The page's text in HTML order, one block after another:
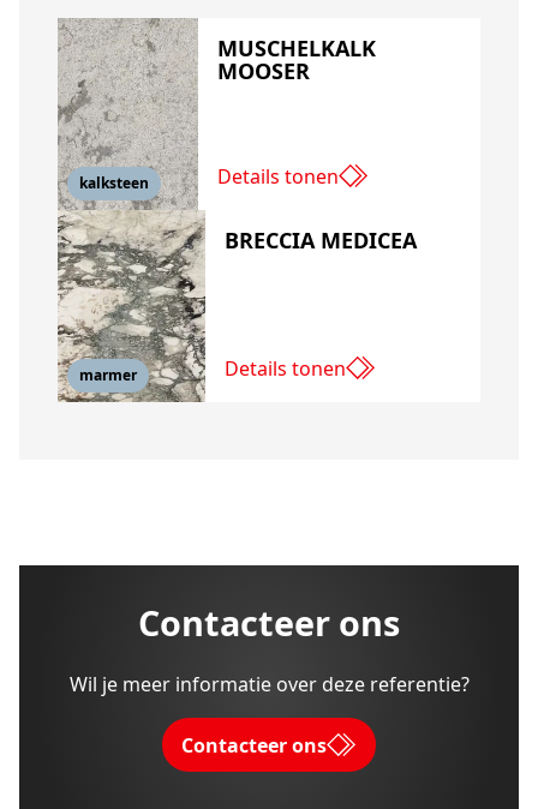
kalksteen
MUSCHELKALK
MOOSER
Details tonen
marmer
BRECCIA MEDICEA
Details tonen
Contacteer ons
Wil je meer informatie over deze referentie?
Contacteer ons